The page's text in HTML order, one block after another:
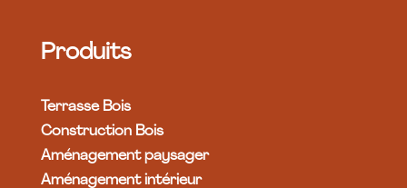
Produits
Terrasse Bois
Construction Bois
Aménagement paysager
Aménagement intérieur